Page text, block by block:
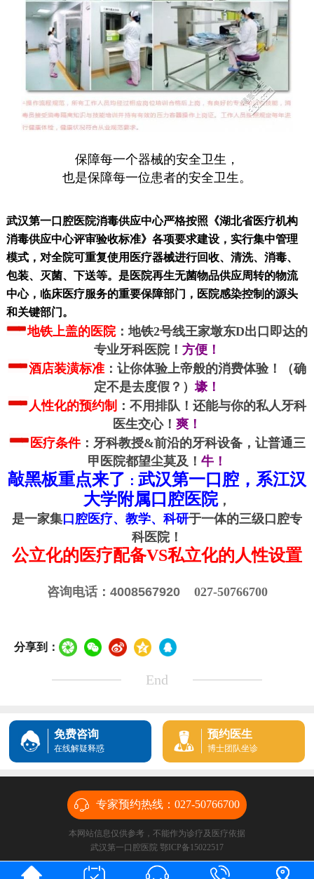
保障每一个器械的安全卫生，
也是保障每一位患者的安全卫生。
武汉第一口腔医院消毒供应中心严格按照《湖北省医疗机构
消毒供应中心评审验收标准》各项要求建设，实行集中管理
模式，对全院可重复使用医疗器械进行回收、清洗、消毒、
包装、灭菌、下送等。是医院再生无菌物品供应周转的物流
中心，临床医疗服务的重要保障部门，医院感染控制的源头
和关键部门。
地铁上盖的医院：地铁2号线王家墩东D出口即达的
专业牙科医院！ 方便！
酒店装潢标准 ：让你体验上帝般的消费体验！（确
定不是去度假？）壕！
人性化的预约制 ：不用排队！还能与你的私人牙科
医生交心！ 爽！
医疗条件：牙科教授&前沿的牙科设备，让普通三
甲医院都望尘莫及！ 牛！
敲黑板重点来了 ： 武汉第一口腔，系江汉
大学附属口腔医院，
是一家集口腔医疗、教学、科研于一体的三级口腔专
科医院！
公立化的医疗配备VS私立化的人性设置
咨询电话： 4008567920 027-50766700
分享到：
End
免费咨询
在线解疑释惑
预约医生
博士团队坐诊
专家预约热线： 027-50766700
本网站信息仅供参考，不能作为诊疗及医疗依据
武汉第一口腔医院 鄂ICP备15022517